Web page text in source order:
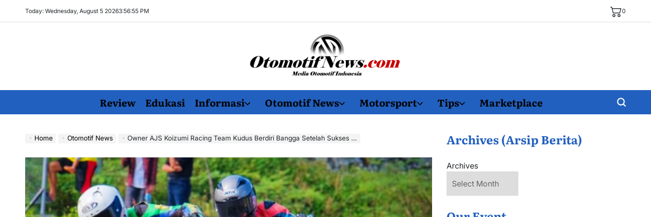
Today: Wednesday, August 5 20263:56:56 PM 0
OtomotifNews.com
Review Edukasi Informasi Otomotif News Motorsport Tips Marketplace
Home Otomotif News Owner AJS Koizumi Racing Team Kudus Berdiri Bangga Setelah Sukses Raih Berbagai Podium di Gubernur Cup Road Race Jogja Seri 1 Archives (Arsip Berita)
Archives